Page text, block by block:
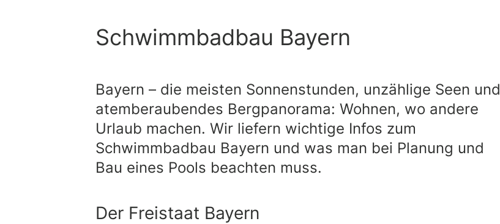
Schwimmbadbau Bayern
Bayern – die meisten Sonnenstunden, unzählige Seen und
atemberaubendes Bergpanorama: Wohnen, wo andere
Urlaub machen. Wir liefern wichtige Infos zum
Schwimmbadbau Bayern und was man bei Planung und
Bau eines Pools beachten muss.
Der Freistaat Bayern